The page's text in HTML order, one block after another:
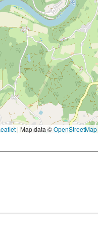
| Map data ©OpenStreetMap